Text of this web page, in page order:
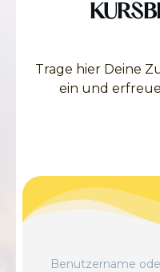
Trage hier Deine
ein und
Benutzername